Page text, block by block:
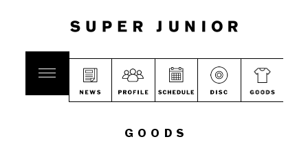
GOODS